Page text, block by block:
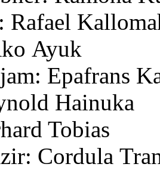
: Rafael
Ayuk
: Epafrans
Hainuka
Tobias
: Cordula